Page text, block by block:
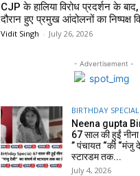
CJP के हालिया विरोध प्रदर्शन के
दौरान हुए प्रमुख आंदोलनों का निष्पक्ष
Vidit Singh - July 26, 2026
- Advertisement -
BIRTHDAY SPECIAL
Neena gupta
67 साल की हुईं नीना
” पंचायत “की “मंजु
स्टारडम तक...
July 4, 2026